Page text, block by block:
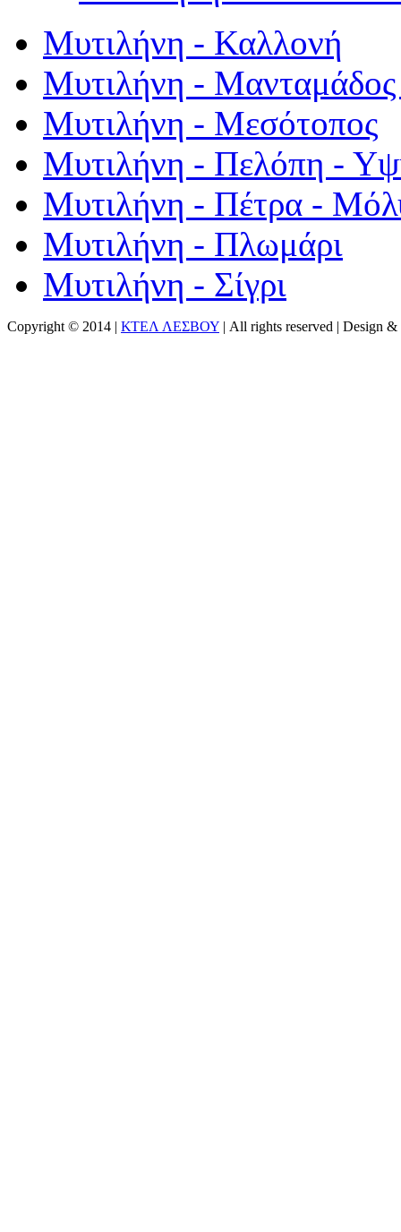
Μυτιλήνη - Καλλονή
Μυτιλήνη - Μανταμάδος
Μυτιλήνη - Μεσότοπος
Μυτιλήνη - Πελόπη -
Μυτιλήνη - Πέτρα -
Μυτιλήνη - Πλωμάρι
Μυτιλήνη - Σίγρι
Copyright © 2014 | ΚΤΕΛ ΛΕΣΒΟΥ | All rights reserved | Design &